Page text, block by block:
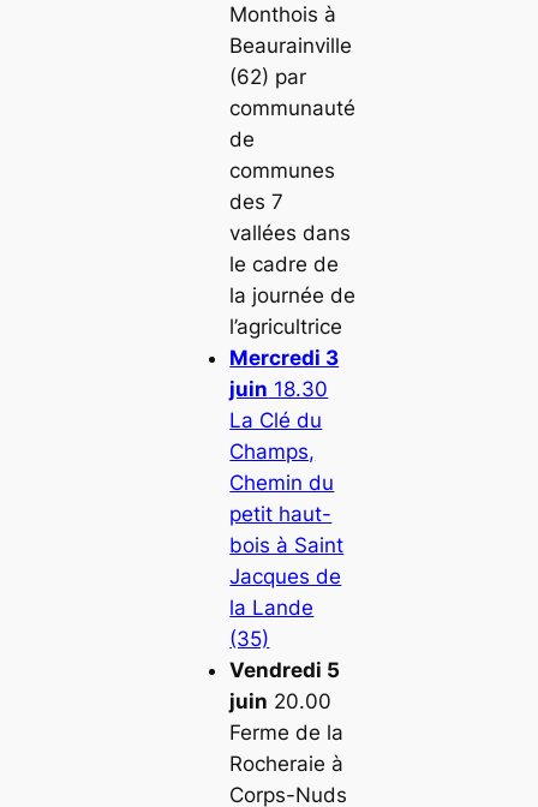
Monthois à
Beaurainville
(62) par
communauté
de
communes
des 7
vallées dans
le cadre de
la journée de
l’agricultrice
Mercredi 3
juin 18.30
La Clé du
Champs,
Chemin du
petit haut-
bois à Saint
Jacques de
la Lande
(35)
Vendredi 5
juin 20.00
Ferme de la
Rocheraie à
Corps-Nuds